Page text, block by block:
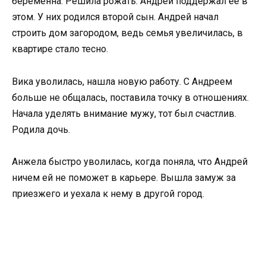
этом. У них родился второй сын. Андрей начал
строить дом загородом, ведь семья увеличилась, в
квартире стало тесно.
Вика уволилась, нашла новую работу. С Андреем
больше не общалась, поставила точку в отношениях.
Начала уделять внимание мужу, тот был счастлив.
Родила дочь.
Анжела быстро уволилась, когда поняла, что Андрей
ничем ей не поможет в карьере. Вышла замуж за
приезжего и уехала к нему в другой город.